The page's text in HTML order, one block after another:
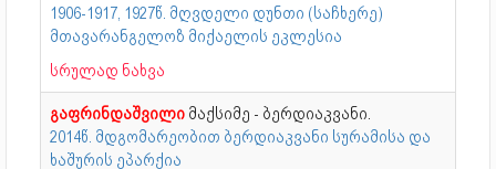
1906-1917, 1927წ. მღვდელი დუნთი (საჩხერე)
მთავარანგელოზ მიქაელის ეკლესია
სრულად ნახვა
გაფრინდაშვილი მაქსიმე - ბერდიაკვანი.
2014წ. მდგომარეობით ბერდიაკვანი სურამისა და
ხაშურის ეპარქია